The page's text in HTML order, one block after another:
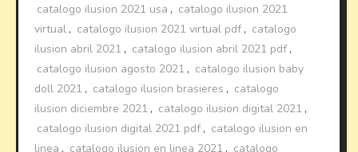
catalogo ilusion 2021 usa , catalogo ilusion 2021
virtual , catalogo ilusion 2021 virtual pdf , catalogo
ilusion abril 2021 , catalogo ilusion abril 2021 pdf ,
catalogo ilusion agosto 2021 , catalogo ilusion baby
doll 2021 , catalogo ilusion brasieres , catalogo
ilusion diciembre 2021 , catalogo ilusion digital 2021 ,
catalogo ilusion digital 2021 pdf , catalogo ilusion en
linea , catalogo ilusion en linea 2021 , catalogo